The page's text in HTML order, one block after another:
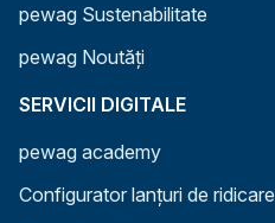
pewag Sustenabilitate
pewag Noutăți
SERVICII DIGITALE
pewag academy
Configurator lanțuri de ridicare